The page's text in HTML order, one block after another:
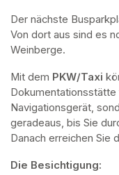
Der nächste
Von dort aus sind es
Weinberge.
Mit dem PKW/Taxi
Dokumentationsstätte
Navigationsgerät,
geradeaus, bis Sie
Danach erreichen Sie
Die Besichtigung: